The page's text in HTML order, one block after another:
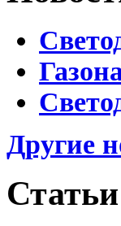
Другие
Статьи